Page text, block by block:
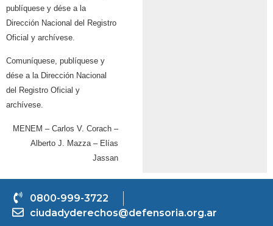
publíquese y dése a la
Dirección Nacional del Registro
Oficial y archívese.
Comuníquese, publíquese y
dése a la Dirección Nacional
del Registro Oficial y
archívese.
MENEM – Carlos V. Corach –
Alberto J. Mazza – Elías
Jassan
0800-999-3722
ciudadyderechos@defensoria.org.ar